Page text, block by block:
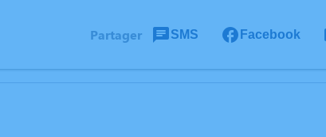
Partager SMS Facebook